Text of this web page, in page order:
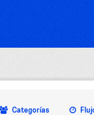
Categorías